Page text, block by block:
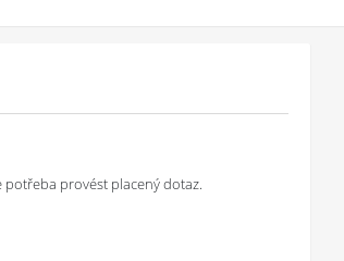
potřeba provést placený dotaz.